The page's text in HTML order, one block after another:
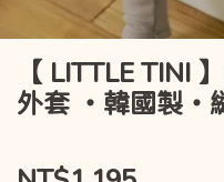
【 LITTLE TINI
外套 ・韓國製・